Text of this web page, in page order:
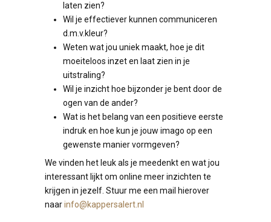
laten zien?
Wil je effectiever kunnen communiceren
d.m.v.kleur?
Weten wat jou uniek maakt, hoe je dit
moeiteloos inzet en laat zien in je
uitstraling?
Wil je inzicht hoe bijzonder je bent door de
ogen van de ander?
Wat is het belang van een positieve eerste
indruk en hoe kun je jouw imago op een
gewenste manier vormgeven?
We vinden het leuk als je meedenkt en wat jou
interessant lijkt om online meer inzichten te
krijgen in jezelf. Stuur me een mail hierover
naarinfo@kappersalert.nl